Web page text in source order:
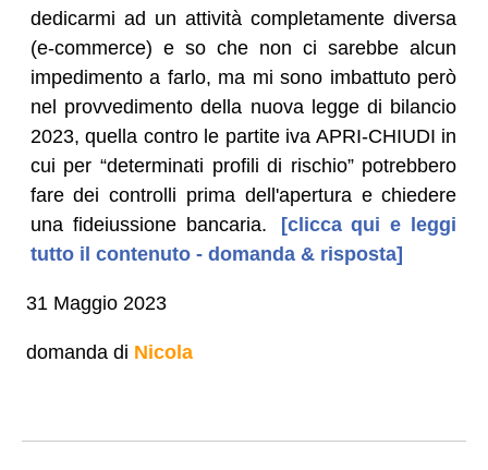
dedicarmi ad un attività completamente diversa
(e-commerce) e so che non ci sarebbe alcun
impedimento a farlo, ma mi sono imbattuto però
nel provvedimento della nuova legge di bilancio
2023, quella contro le partite iva APRI-CHIUDI in
cui per “determinati profili di rischio” potrebbero
fare dei controlli prima dell'apertura e chiedere
una fideiussione bancaria.
[clicca qui e leggi
tutto il contenuto - domanda & risposta]
31 Maggio 2023
domanda di Nicola